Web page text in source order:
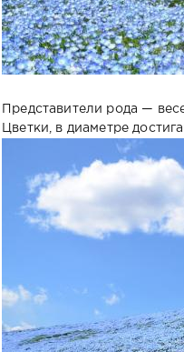
Представители рода —
Цветки, в диаметре